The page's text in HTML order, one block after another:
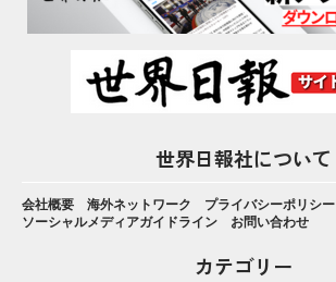
世界日報社について
会社概要 海外ネットワーク
プライバシーポリシー
ソーシャルメディアガイドライン
お問い合わせ
カテゴリー